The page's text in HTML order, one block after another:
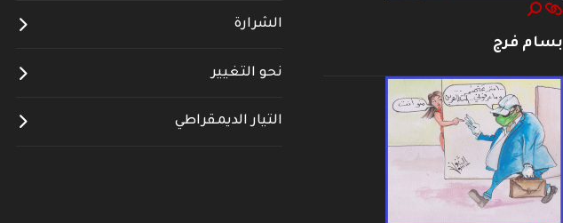
بسام فرج
الشرارة
نحو التغيير
التيار الديمقراطي